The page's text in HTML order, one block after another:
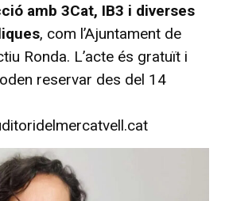
amb 3Cat, IB3 i diverses
, com l’Ajuntament de
Ronda. L’acte és gratuït i
reservar des del 14